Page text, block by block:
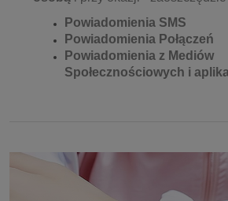
Powiadomienia SMS
Powiadomienia Połączeń
Powiadomienia z Mediów
Społecznościowych i